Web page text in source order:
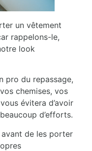
un vêtement
rappelons-le,
look
pro du repassage,
chemises, vos
évitera d’avoir
d’efforts.
avant de les porter